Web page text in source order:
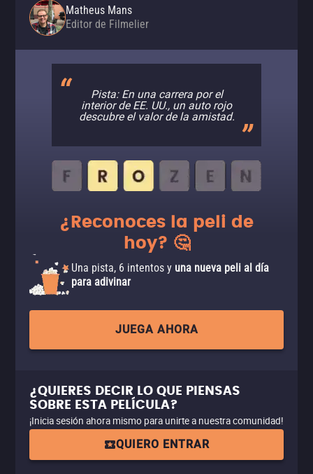
Matheus Mans
Editor de Filmelier
Pista: En una carrera por el
interior de EE. UU., un auto rojo
descubre el valor de la amistad.
¿Reconoces la peli de
hoy? 🤔
Una pista, 6 intentos y una nueva peli al día
para adivinar
JUEGA AHORA
¿QUIERES DECIR LO QUE PIENSAS
SOBRE ESTA PELÍCULA?
¡Inicia sesión ahora mismo para unirte a nuestra comunidad!
QUIERO ENTRAR